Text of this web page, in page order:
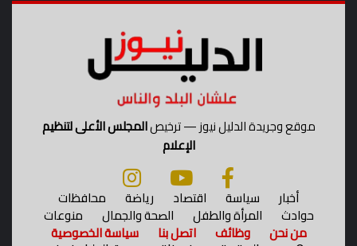
موقع وجريدة الدليل نيوز — ترخيصالمجلس الأعلى لتنظيم
الإعلام
أخبار سياسة اقتصاد رياضة محافظات
حوادث المرأة والطفل الصحة والجمال منوعات
من نحن وظائف اتصل بنا سياسة الخصوصية